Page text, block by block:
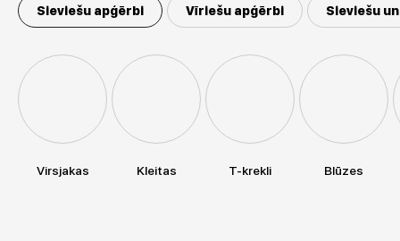
Sieviešu apģērbi Vīriešu apģērbi Sieviešu
Virsjakas Kleitas T-krekli Blūzes